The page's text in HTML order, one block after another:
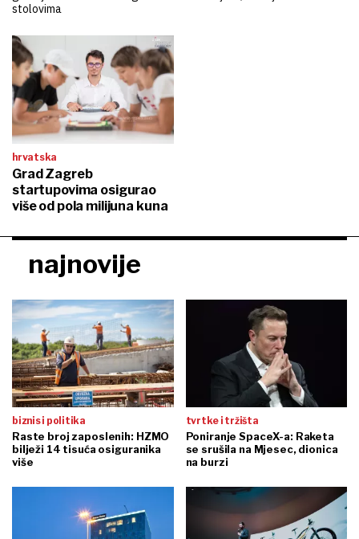
stolovima
hrvatska
Grad Zagreb
startupovima osigurao
više od pola milijuna kuna
najnovije
biznis i politika
Raste broj zaposlenih: HZMO
bilježi 14 tisuća osiguranika
više
tvrtke i tržišta
Poniranje SpaceX-a: Raketa
se srušila na Mjesec, dionica
na burzi